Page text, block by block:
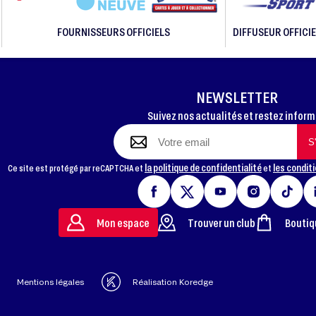
FOURNISSEURS OFFICIELS DIFFUSEUR
NEWSLETTER
Suivez nos actualités et restez
Ce site est protégé par reCAPTCHA et la politique de confidentialitéet les
Mon espace Trouver un club
Mentions légales Réalisation Koredge